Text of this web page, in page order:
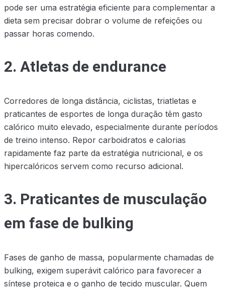
pode ser uma estratégia eficiente para complementar a
dieta sem precisar dobrar o volume de refeições ou
passar horas comendo.
2. Atletas de endurance
Corredores de longa distância, ciclistas, triatletas e
praticantes de esportes de longa duração têm gasto
calórico muito elevado, especialmente durante períodos
de treino intenso. Repor carboidratos e calorias
rapidamente faz parte da estratégia nutricional, e os
hipercalóricos servem como recurso adicional.
3. Praticantes de musculação
em fase de bulking
Fases de ganho de massa, popularmente chamadas de
bulking, exigem superávit calórico para favorecer a
síntese proteica e o ganho de tecido muscular. Quem